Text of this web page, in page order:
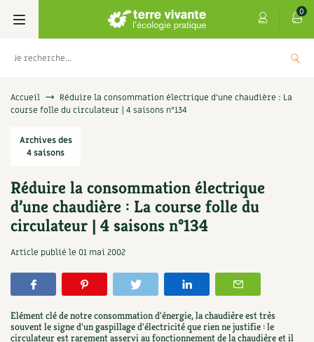
0
Livres
Techniques de jardinage
Verger, arbres
Petit élevage
Aménagement jardin
Ornement
Se réabonner
Offrir un abonnement
4 saisons
Hors-séries
Graines, semences
Potagères
Florales
Médicinales
Cartes cadeau
Centre Terre vivante
Programme 2026 du Centre Terre vivante
Infos & conseils
Calendrier des travaux du jardin
La tribune
Accueil
Réduire la consommation électrique d’une chaudière : La
course folle du circulateur | 4 saisons n°134
Archives des
4 saisons
Réduire la consommation électrique
d’une chaudière : La course folle du
circulateur | 4 saisons n°134
Article publié le 01 mai 2002
Elément clé de notre consommation d'énergie, la chaudière est très
souvent le signe d'un gaspillage d'électricité que rien ne justifie : le
circulateur est rarement asservi au fonctionnement de la chaudière et il
Les antisèches de Terre vivante : Les
tisanes qui soignent
9,90€